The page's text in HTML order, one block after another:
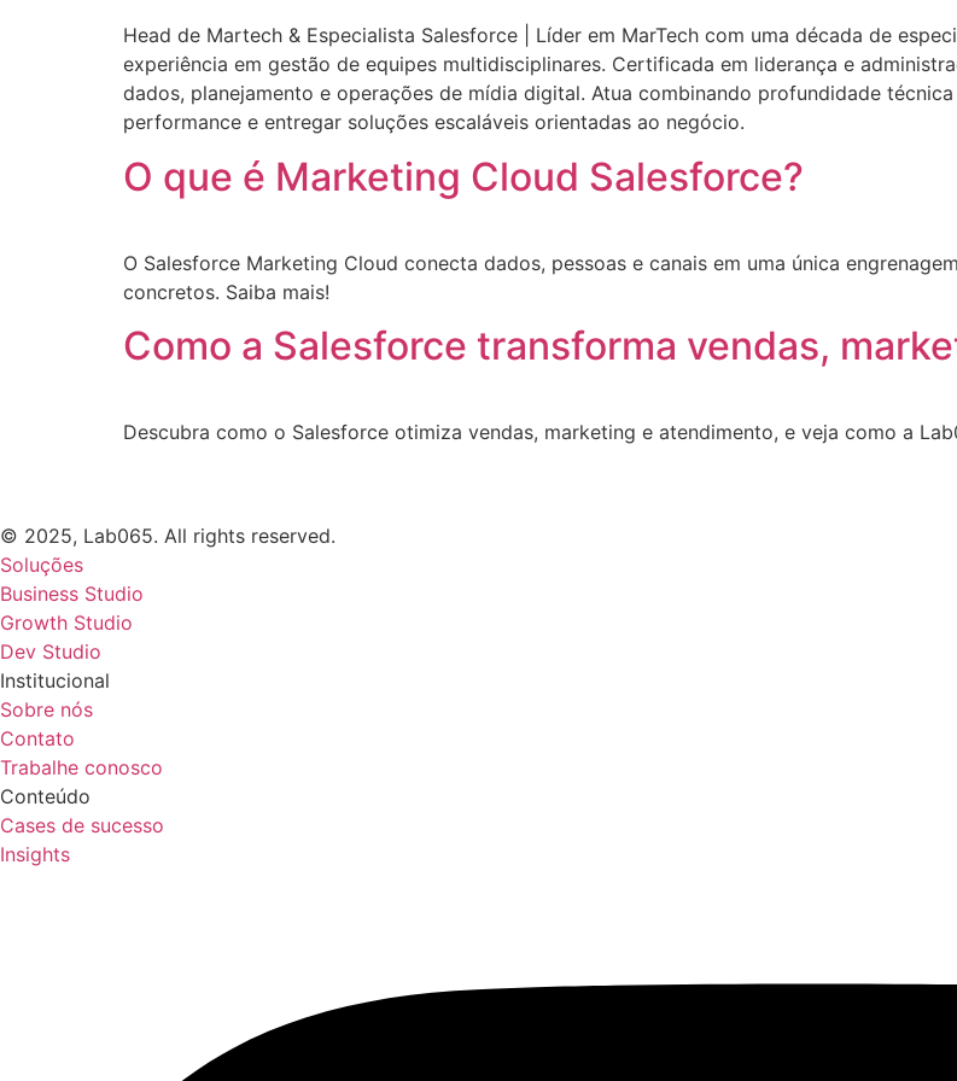
Head de Martech & Especialista Salesforce | Líder em MarTech com uma década de
experiência em gestão de equipes multidisciplinares. Certificada em liderança e
dados, planejamento e operações de mídia digital. Atua combinando profundidade
performance e entregar soluções escaláveis orientadas ao negócio.
O que é Marketing Cloud Salesforce?
O Salesforce Marketing Cloud conecta dados, pessoas e canais em uma única
concretos. Saiba mais!
Como a Salesforce transforma vendas,
Descubra como o Salesforce otimiza vendas, marketing e atendimento, e veja como a
© 2025, Lab065. All rights reserved.
Soluções
Business Studio
Growth Studio
Dev Studio
Institucional
Sobre nós
Contato
Trabalhe conosco
Conteúdo
Cases de sucesso
Insights